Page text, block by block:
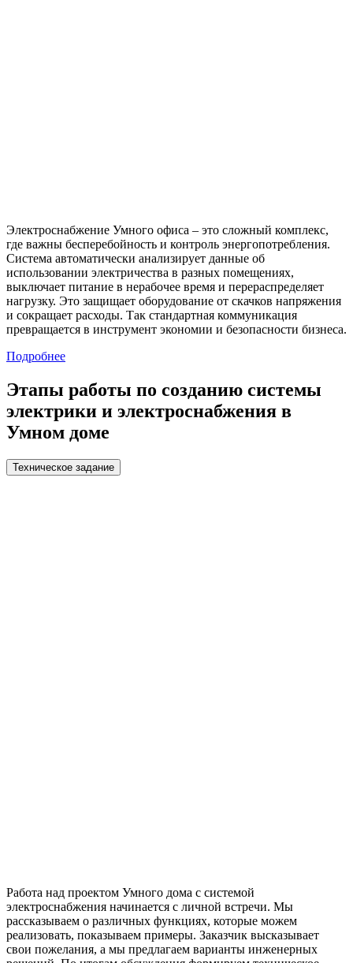
Электроснабжение Умного офиса – это сложный комплекс,
где важны бесперебойность и контроль энергопотребления.
Система автоматически анализирует данные об
использовании электричества в разных помещениях,
выключает питание в нерабочее время и перераспределяет
нагрузку. Это защищает оборудование от скачков напряжения
и сокращает расходы. Так стандартная коммуникация
превращается в инструмент экономии и безопасности бизнеса.
Подробнее
Этапы работы по созданию системы
электрики и электроснабжения в
Умном доме
Техническое задание
Работа над проектом Умного дома с системой
электроснабжения начинается с личной встречи. Мы
рассказываем о различных функциях, которые можем
реализовать, показываем примеры. Заказчик высказывает
свои пожелания, а мы предлагаем варианты инженерных